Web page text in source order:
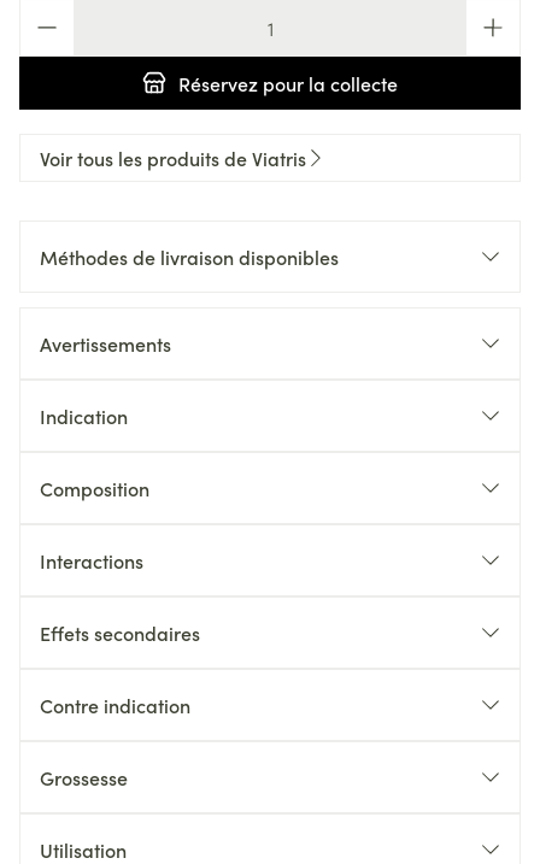
Réservez pour la collecte
Voir tous les produits de Viatris
Méthodes de livraison disponibles
Avertissements
Indication
Composition
Interactions
Effets secondaires
Contre indication
Grossesse
Utilisation